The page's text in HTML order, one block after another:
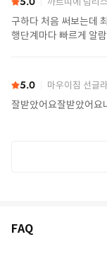
구하다 처음 써보는데
행단계마다 빠르게 알
5.0 마우이짐 선글
잘받았어요잘받았어요
FAQ